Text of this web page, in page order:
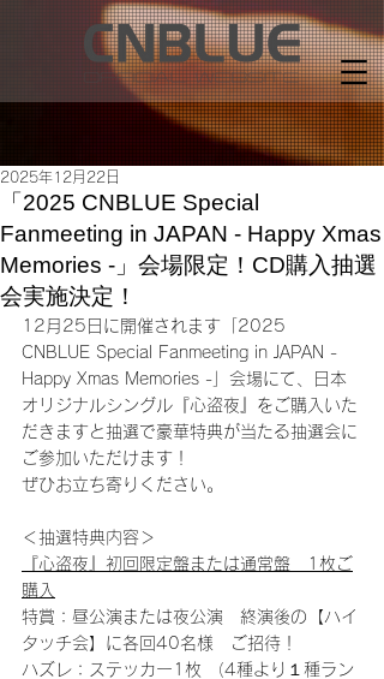
「2025 CNBLUE Special
Fanmeeting in JAPAN - Happy Xmas
Memories -」会場限定！CD購入抽選
会実施決定！
2025年12月22日
12月25日に開催されます「2025
CNBLUE Special Fanmeeting in JAPAN -
Happy Xmas Memories -」会場にて、日本
オリジナルシングル『心盗夜』をご購入いた
だきますと抽選で豪華特典が当たる抽選会に
ご参加いただけます！
ぜひお立ち寄りください。
＜抽選特典内容＞
『心盗夜』初回限定盤または通常盤　1枚ご
購入
特賞：昼公演または夜公演　終演後の【ハイ
タッチ会】に各回40名様　ご招待！
ハズレ：ステッカー1枚 （4種より１種ラン